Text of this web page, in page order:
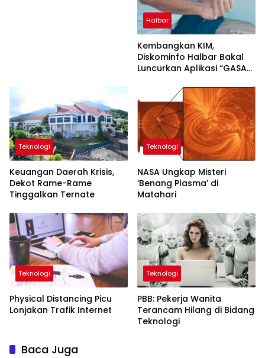
Halbar
Kembangkan KIM,
Diskominfo Halbar Bakal
Luncurkan Aplikasi “GASA
Teknologi
Keuangan Daerah Krisis,
Dekot Rame-Rame
Tinggalkan Ternate
Teknologi
NASA Ungkap Misteri
‘Benang Plasma’ di
Matahari
Teknologi
Physical Distancing Picu
Lonjakan Trafik Internet
Teknologi
PBB: Pekerja Wanita
Terancam Hilang di Bidang
Teknologi
Baca Juga